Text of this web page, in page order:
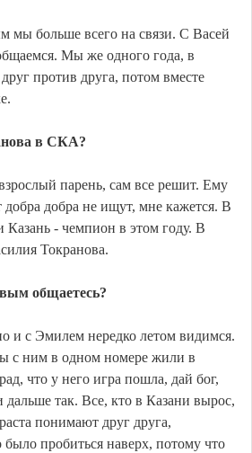
больше всего на связи. С Васей
Мы же одного года, в
против друга, потом вместе
в СКА?
парень, сам все решит. Ему
добра добра не ищут, мне кажется. В
- чемпион в этом году. В
Токранова.
общаетесь?
и с Эмилем нередко летом видимся.
с ним в одном номере жили в
что у него игра пошла, дай бог,
так. Все, кто в Казани вырос,
понимают друг друга,
пробиться наверх, потому что